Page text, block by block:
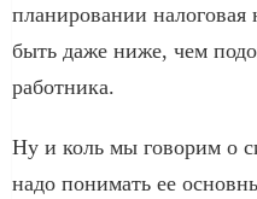
планировании налоговая
быть даже ниже, чем
работника.
Ну и коль мы говорим о
надо понимать ее